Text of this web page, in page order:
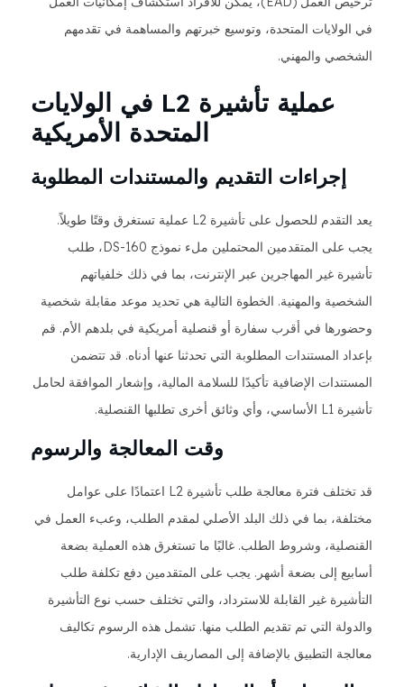
في الولايات المتحدة، وتوسيع خبرتهم والمساهمة في تقدمهم
الشخصي والمهني.
عملية تأشيرة L2 في الولايات
المتحدة الأمريكية
إجراءات التقديم والمستندات المطلوبة
يعد التقدم للحصول على تأشيرة L2 عملية تستغرق وقتًا طويلاً.
يجب على المتقدمين المحتملين ملء نموذج DS-160، طلب
تأشيرة غير المهاجرين عبر الإنترنت، بما في ذلك خلفياتهم
الشخصية والمهنية. الخطوة التالية هي تحديد موعد مقابلة شخصية
وحضورها في أقرب سفارة أو قنصلية أمريكية في بلدهم الأم. قم
بإعداد المستندات المطلوبة التي تحدثنا عنها أدناه. قد تتضمن
المستندات الإضافية تأكيدًا للسلامة المالية، وإشعار الموافقة لحامل
تأشيرة L1 الأساسي، وأي وثائق أخرى تطلبها القنصلية.
وقت المعالجة والرسوم
قد تختلف فترة معالجة طلب تأشيرة L2 اعتمادًا على عوامل
مختلفة، بما في ذلك البلد الأصلي لمقدم الطلب، وعبء العمل في
القنصلية، وشروط الطلب. غالبًا ما تستغرق هذه العملية بضعة
أسابيع إلى بضعة أشهر. يجب على المتقدمين دفع تكلفة طلب
التأشيرة غير القابلة للاسترداد، والتي تختلف حسب نوع التأشيرة
والدولة التي تم تقديم الطلب منها. تشمل هذه الرسوم تكاليف
معالجة التطبيق بالإضافة إلى المصاريف الإدارية.